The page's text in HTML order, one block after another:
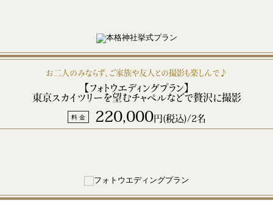
お二人のみならず、ご家族や友人との撮影も楽しんで♪
【フォトウエディングプラン】
東京スカイツリーを望むチャペルなどで贅沢に撮影
料 金 220,000円(税込)/2名